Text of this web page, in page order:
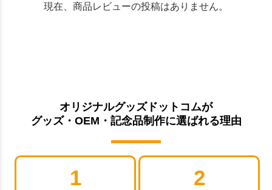
現在、商品レビューの投稿はありません。
オリジナルグッズドットコムが
グッズ・OEM・記念品制作に選ばれる理由
1 2